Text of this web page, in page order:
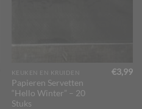
KEUKEN EN KRUIDEN
Papieren Servetten
“Hello Winter” – 20
Stuks
€3,99